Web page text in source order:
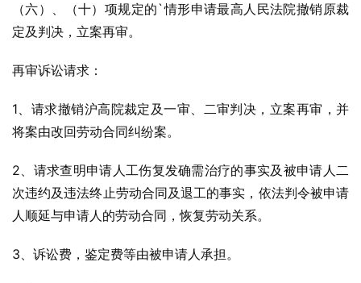
（六）、（十）项规定的`情形申请最高人民法院撤销原裁
定及判决，立案再审。
再审诉讼请求：
1、请求撤销沪高院裁定及一审、二审判决，立案再审，并
将案由改回劳动合同纠纷案。
2、请求查明申请人工伤复发确需治疗的事实及被申请人二
次违约及违法终止劳动合同及退工的事实，依法判令被申请
人顺延与申请人的劳动合同，恢复劳动关系。
3、诉讼费，鉴定费等由被申请人承担。